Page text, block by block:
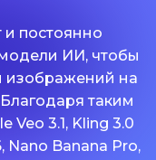
и постоянно
ИИ, чтобы
изображений на
таким
Veo 3.1, Kling 3.0
Nano Banana Pro,